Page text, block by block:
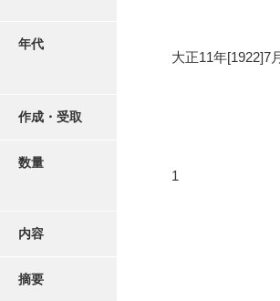
年代
大正11年[1922]7
作成・受取
数量
1
内容
摘要